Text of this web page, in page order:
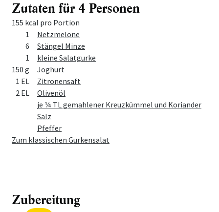
Zutaten für 4 Personen
155 kcal pro Portion
Menge
Zutat
1
Netzmelone
6
Stängel Minze
1
kleine Salatgurke
150 g
Joghurt
1 EL
Zitronensaft
2 EL
Olivenöl
je ¼ TL gemahlener Kreuzkümmel und Koriander
Salz
Pfeffer
Zum klassischen Gurkensalat
Zubereitung